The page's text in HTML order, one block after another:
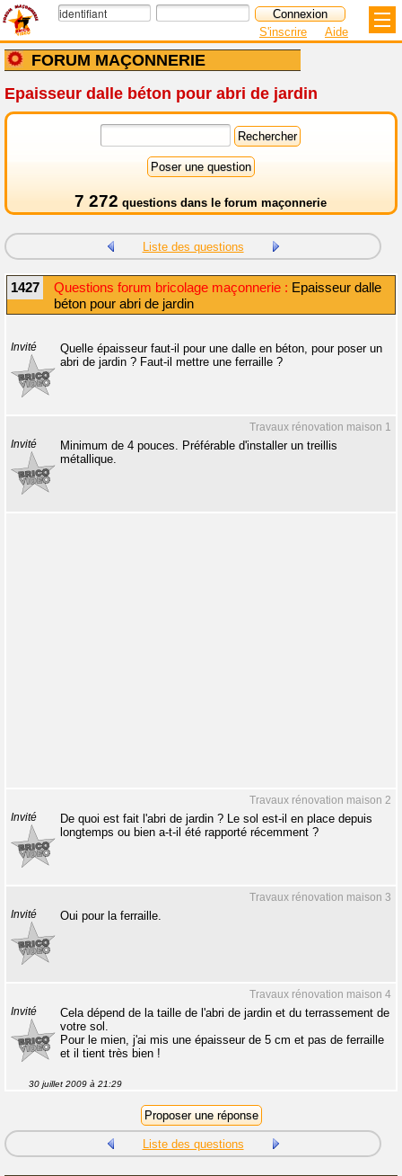
FORUM MAÇONNERIE
S'inscrire Aide
Epaisseur dalle béton pour abri de jardin
7 272 questions dans le forum maçonnerie
Liste des questions
1427 Questions forum bricolage maçonnerie : Epaisseur dalle
béton pour abri de jardin
Invité
Quelle épaisseur faut-il pour une dalle en béton, pour poser un
abri de jardin ? Faut-il mettre une ferraille ?
Travaux rénovation maison 1
Invité
Minimum de 4 pouces. Préférable d'installer un treillis
métallique.
Travaux rénovation maison 2
Invité
De quoi est fait l'abri de jardin ? Le sol est-il en place depuis
longtemps ou bien a-t-il été rapporté récemment ?
Travaux rénovation maison 3
Invité Oui pour la ferraille.
Travaux rénovation maison 4
Invité
Cela dépend de la taille de l'abri de jardin et du terrassement de
votre sol.
Pour le mien, j'ai mis une épaisseur de 5 cm et pas de ferraille
et il tient très bien !
30 juillet 2009 à 21:29
Liste des questions